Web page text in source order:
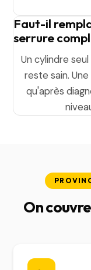
Faut-il
serrure
Un cylindre
reste sain.
qu'après
On